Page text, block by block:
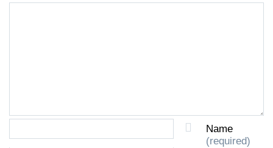
Name
(required)